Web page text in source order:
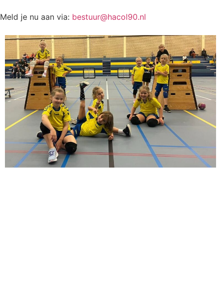
Meld je nu aan via: bestuur@hacol90.nl